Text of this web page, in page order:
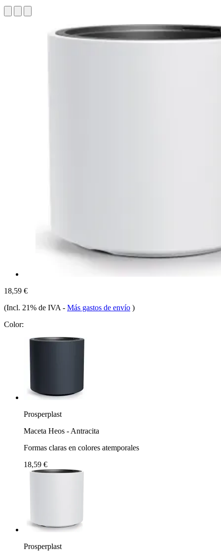
18,59 €
(Incl. 21% de IVA - Más gastos de envío )
Color:
Prosperplast
Maceta Heos - Antracita
Formas claras en colores atemporales
18,59 €
Prosperplast